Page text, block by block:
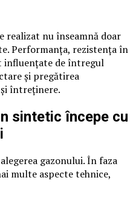
realizat nu înseamnă doar
Performanța, rezistența în
influențate de întregul
și pregătirea
întreținere.
sintetic începe cu
gazonului. În faza
multe aspecte tehnice,